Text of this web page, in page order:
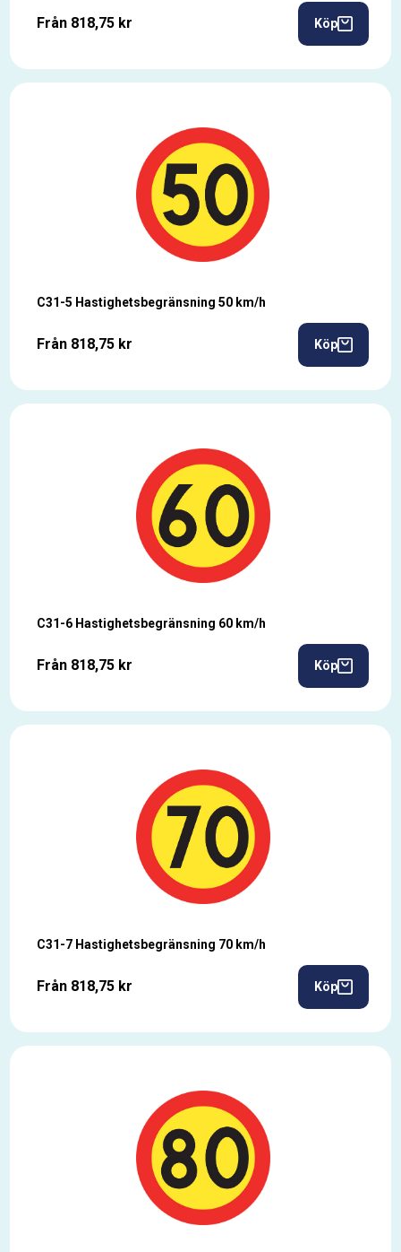
Från 818,75 kr Köp
C31-5 Hastighetsbegränsning 50 km/h
Från 818,75 kr Köp
C31-6 Hastighetsbegränsning 60 km/h
Från 818,75 kr Köp
C31-7 Hastighetsbegränsning 70 km/h
Från 818,75 kr Köp